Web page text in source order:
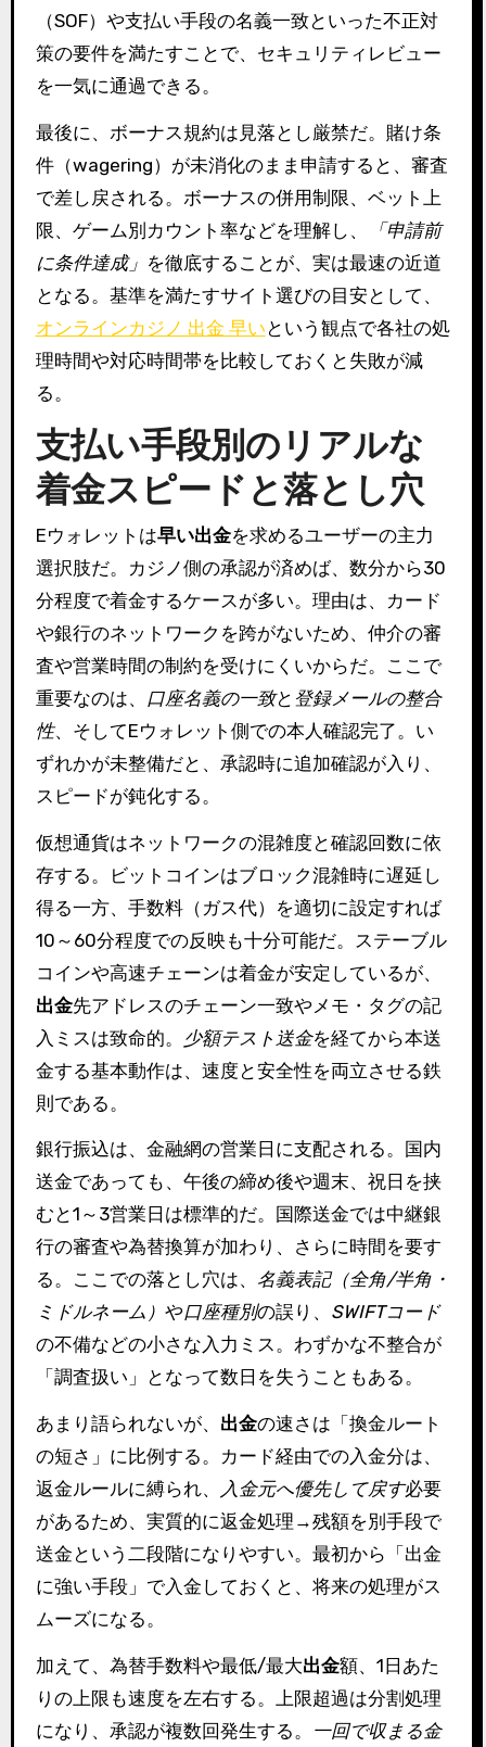
（SOF）や支払い手段の名義一致といった不正対
策の要件を満たすことで、セキュリティレビュー
を一気に通過できる。
最後に、ボーナス規約は見落とし厳禁だ。賭け条
件（wagering）が未消化のまま申請すると、審査
で差し戻される。ボーナスの併用制限、ベット上
限、ゲーム別カウント率などを理解し、
「申請前
に条件達成」 を徹底することが、実は最速の近道
となる。基準を満たすサイト選びの目安として、
オンラインカジノ 出金 早い という観点で各社の処
理時間や対応時間帯を比較しておくと失敗が減
る。
支払い手段別のリアルな
着金スピードと落とし穴
Eウォレットは早い出金を求めるユーザーの主力
選択肢だ。カジノ側の承認が済めば、数分から30
分程度で着金するケースが多い。理由は、カード
や銀行のネットワークを跨がないため、仲介の審
査や営業時間の制約を受けにくいからだ。ここで
重要なのは、
口座名義の一致と 登録メールの整合
性、そしてEウォレット側での本人確認完了。い
ずれかが未整備だと、承認時に追加確認が入り、
スピードが鈍化する。
仮想通貨はネットワークの混雑度と確認回数に依
存する。ビットコインはブロック混雑時に遅延し
得る一方、手数料（ガス代）を適切に設定すれば
10～60分程度での反映も十分可能だ。ステーブル
コインや高速チェーンは着金が安定しているが、
出金先アドレスのチェーン一致やメモ・タグの記
入ミスは致命的。
少額テスト送金を経てから本送
金する基本動作は、速度と安全性を両立させる鉄
則である。
銀行振込は、金融網の営業日に支配される。国内
送金であっても、午後の締め後や週末、祝日を挟
むと1～3営業日は標準的だ。国際送金では中継銀
行の審査や為替換算が加わり、さらに時間を要す
る。ここでの落とし穴は、 名義表記（全角/半角・
ミドルネーム） や口座種別の誤り、 SWIFTコード
の不備などの小さな入力ミス。わずかな不整合が
「調査扱い」となって数日を失うこともある。
あまり語られないが、 出金の速さは「換金ルート
の短さ」に比例する。カード経由での入金分は、
返金ルールに縛られ、
入金元へ優先して戻す必要
があるため、実質的に返金処理→残額を別手段で
送金という二段階になりやすい。最初から「出金
に強い手段」で入金しておくと、将来の処理がス
ムーズになる。
加えて、為替手数料や最低/最大出金額、1日あた
りの上限も速度を左右する。上限超過は分割処理
になり、承認が複数回発生する。
一回で収まる金